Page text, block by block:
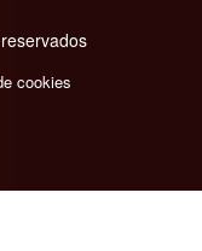
cookies